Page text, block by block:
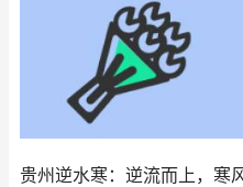
贵州逆水寒：逆流而上，寒